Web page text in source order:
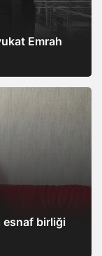
Emrah
esnaf birliği